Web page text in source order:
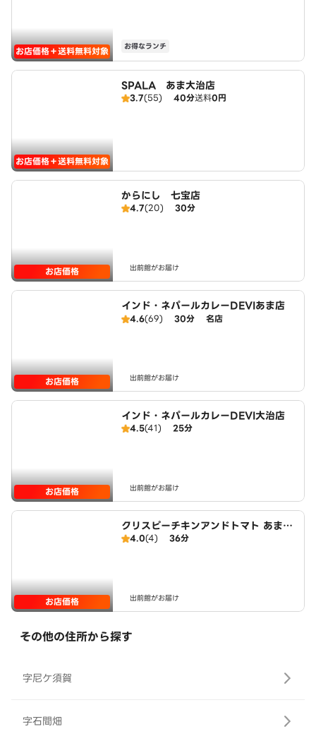
お店価格＋送料無料対象 お得なランチ
お店価格＋送料無料対象
SPALA あま大治店
3.7(55) 40分送料0円
お店価格
からにし 七宝店
4.7(20) 30分
出前館がお届け
お店価格
インド・ネパールカレーDEVIあま店
4.6(69) 30分 名店
出前館がお届け
お店価格
インド・ネパールカレーDEVI大治店
4.5(41) 25分
出前館がお届け
お店価格
クリスピーチキンアンドトマト あま市
店 CRISPY CHICKEN n’ TOMATO
4.0(4) 36分
出前館がお届け
その他の住所から探す
字尼ケ須賀
字石間畑